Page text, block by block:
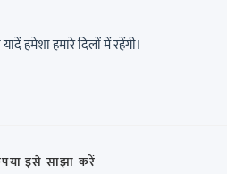
हमेशा हमारे दिलों में रहेंगी।
इसे साझा करें